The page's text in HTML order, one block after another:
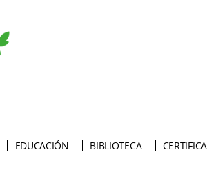
EDUCACIÓN BIBLIOTECA